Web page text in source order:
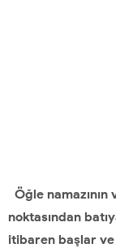
Öğle
noktasından
itibaren başlar